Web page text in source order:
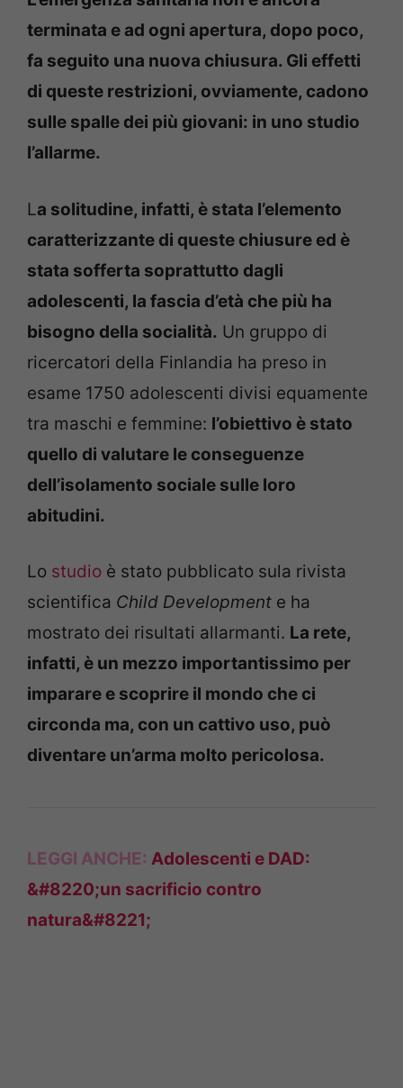
terminata e ad ogni apertura, dopo poco,
fa seguito una nuova chiusura. Gli effetti
di queste restrizioni, ovviamente, cadono
sulle spalle dei più giovani: in uno studio
l’allarme.
La solitudine, infatti, è stata l’elemento
caratterizzante di queste chiusure ed è
stata sofferta soprattutto dagli
adolescenti, la fascia d’età che più ha
bisogno della socialità. Un gruppo di
ricercatori della Finlandia ha preso in
esame 1750 adolescenti divisi equamente
tra maschi e femmine: l’obiettivo è stato
quello di valutare le conseguenze
dell’isolamento sociale sulle loro
abitudini.
Lo studio è stato pubblicato sula rivista
scientifica Child Development e ha
mostrato dei risultati allarmanti. La rete,
infatti, è un mezzo importantissimo per
imparare e scoprire il mondo che ci
circonda ma, con un cattivo uso, può
diventare un’arma molto pericolosa.
LEGGI ANCHE: Adolescenti e DAD:
&#8220;un sacrificio contro
natura&#8221;